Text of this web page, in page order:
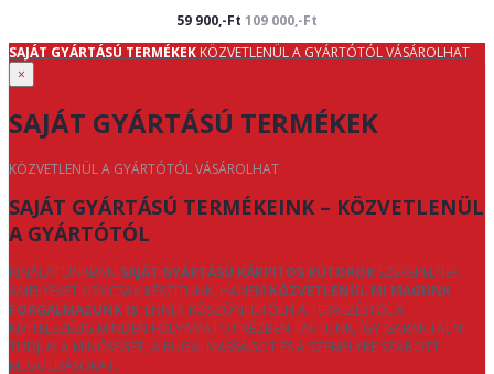
59 900,-Ft 109 000,-Ft
SAJÁT GYÁRTÁSÚ TERMÉKEK KÖZVETLENÜL A GYÁRTÓTÓL VÁSÁROLHAT
×
SAJÁT GYÁRTÁSÚ TERMÉKEK
KÖZVETLENÜL A GYÁRTÓTÓL VÁSÁROLHAT
SAJÁT GYÁRTÁSÚ TERMÉKEINK – KÖZVETLENÜL
A GYÁRTÓTÓL
KÍNÁLATUNKBAN SAJÁT GYÁRTÁSÚ KÁRPITOS BÚTOROK SZEREPELNEK,
AMELYEKET NEMCSAK KÉSZÍTÜNK, HANEM KÖZVETLENÜL MI MAGUNK
FORGALMAZUNK IS. ENNEK KÖSZÖNHETŐEN A TERVEZÉSTŐL A
KIVITELEZÉSIG MINDEN FOLYAMATOT KÉZBEN TARTUNK, ÍGY GARANTÁLNI
TUDJUK A MINŐSÉGET, A RUGALMASSÁGOT ÉS A SZEMÉLYRE SZABOTT
MEGOLDÁSOKAT.